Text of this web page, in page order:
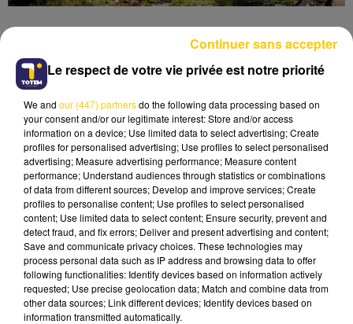
Lecture (4 min 50 sec)
30 mai 2025 - 4 min 50 sec
L'INFO DU CANTAL 30/05/25 À 06H30
Ecoutez sur Totem l'information dans le Cantal,
le pays de Brioude et Issoire avec les reportages
de nos journalistes sur le terrain .
Le respect de votre vie privée est notre priorité
We and our (447) partnersdo the following data processing based on
your consent and/or our legitimate interest: Store and/or access
information on a device; Use limited data to select advertising; Create
profiles for personalised advertising; Use profiles to select personalised
advertising; Measure advertising performance; Measure content
performance; Understand audiences through statistics or combinations
of data from different sources; Develop and improve services; Create
profiles to personalise content; Use profiles to select personalised
content; Use limited data to select content; Ensure security, prevent and
detect fraud, and fix errors; Deliver and present advertising and content;
Save and communicate privacy choices. These technologies may
process personal data such as IP address and browsing data to offer
following functionalities: Identify devices based on information actively
requested; Use precise geolocation data; Match and combine data from
other data sources; Link different devices; Identify devices based on
information transmitted automatically.
Continuer sans accepter